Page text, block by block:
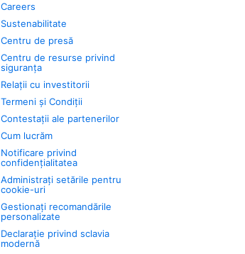
Careers
Sustenabilitate
Centru de presă
Centru de resurse privind
siguranța
Relații cu investitorii
Termeni și Condiții
Contestații ale partenerilor
Cum lucrăm
Notificare privind
confidențialitatea
Administrați setările pentru
cookie-uri
Gestionați recomandările
personalizate
Declarație privind sclavia
modernă